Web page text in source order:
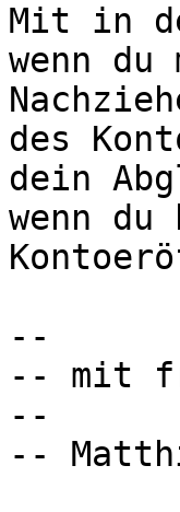
Mit in
wenn du
des
dein
wenn
--
-- mit
--
--